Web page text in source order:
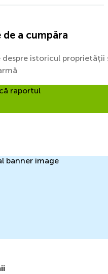
a cumpăra
istoricul proprietății
raportul